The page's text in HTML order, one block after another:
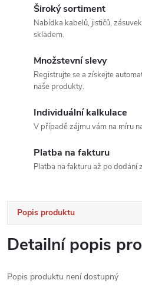
Široký sortiment
Nabídka kabelů, jističů,
skladem.
Množstevní slevy
Registrujte se a získejte
naše produkty.
Individuální kalkulace
V případě zájmu vám na míru
Platba na fakturu
Platba na fakturu až po dodání
Popis produktu
Detailní popis
Popis produktu není dostupný